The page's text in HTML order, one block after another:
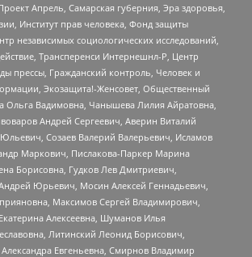
Апрель, Самарская губерния, Эра здоровья,
Институт прав человека, Фонд защиты
независимых социологических исследований,
Трансперенси Интернешнл-Р, Центр
прессы, Гражданский контроль, Человек и
Экозащита!-Женсовет, Общественный
Ольга Вадимовна, Чанышева Лилия Айратовна,
Андрей Сергеевич, Аверин Виталий
Созаев Валерий Валерьевич, Исламов
Маркович, Пислакова-Паркер Марина
Борисовна, Гудков Лев Дмитриевич,
Юрьевич, Мосин Алексей Геннадьевич,
Максимов Сергей Владимирович,
Алексеевна, Шуманов Илья
Литинский Леонид Борисович,
Евгеньевна, Смирнов Владимир